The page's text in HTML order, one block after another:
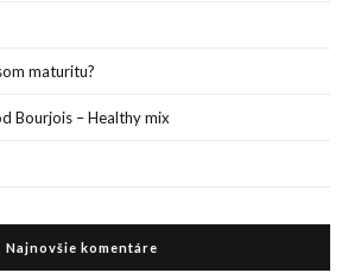
maturitu?
Bourjois – Healthy mix
Najnovšie komentáre